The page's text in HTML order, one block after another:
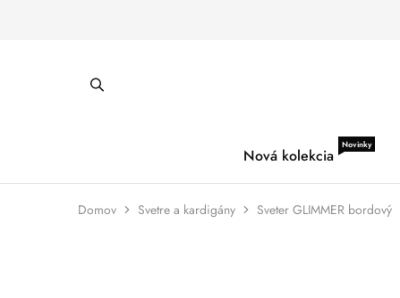
Nová kolekcia
Novinky
Domov Svetre a kardigány Sveter GLIMMER bordový